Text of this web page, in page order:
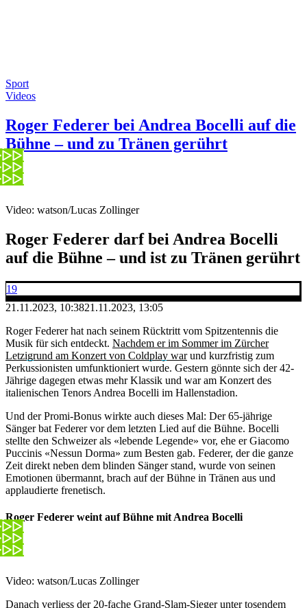
Sport
Videos
Roger Federer bei Andrea Bocelli auf die
Bühne – und zu Tränen gerührt
Video: watson/Lucas Zollinger
Roger Federer darf bei Andrea Bocelli
auf die Bühne – und ist zu Tränen gerührt
19
21.11.2023, 10:3821.11.2023, 13:05
Roger Federer hat nach seinem Rücktritt vom Spitzentennis die
Musik für sich entdeckt. Nachdem er im Sommer im Zürcher
Letzigrund am Konzert von Coldplay warund kurzfristig zum
Perkussionisten umfunktioniert wurde. Gestern gönnte sich der 42-
Jährige dagegen etwas mehr Klassik und war am Konzert des
italienischen Tenors Andrea Bocelli im Hallenstadion.
Und der Promi-Bonus wirkte auch dieses Mal: Der 65-jährige
Sänger bat Federer vor dem letzten Lied auf die Bühne. Bocelli
stellte den Schweizer als «lebende Legende» vor, ehe er Giacomo
Puccinis «Nessun Dorma» zum Besten gab. Federer, der die ganze
Zeit direkt neben dem blinden Sänger stand, wurde von seinen
Emotionen übermannt, brach auf der Bühne in Tränen aus und
applaudierte frenetisch.
Roger Federer weint auf Bühne mit Andrea Bocelli
Video: watson/Lucas Zollinger
Danach verliess der 20-fache Grand-Slam-Sieger unter tosendem